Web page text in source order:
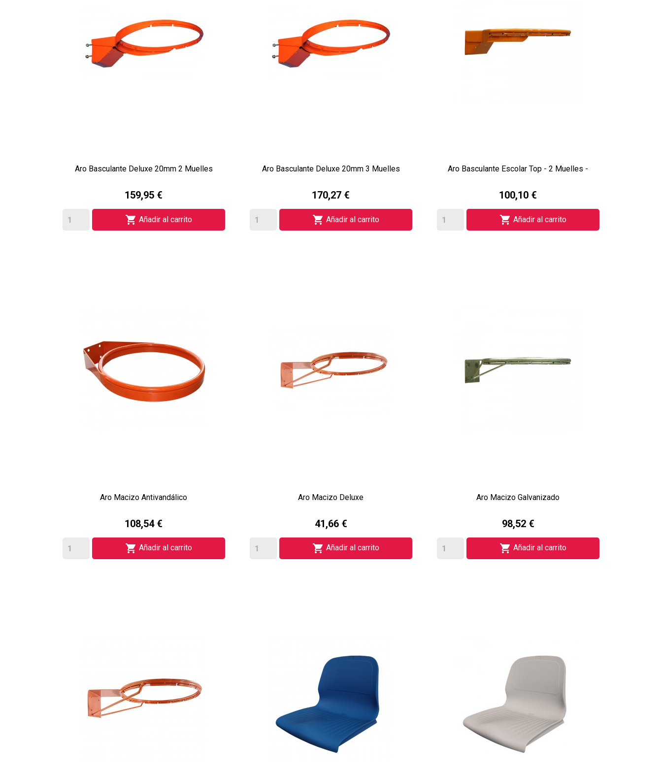
Aro Basculante Deluxe 20mm 2 Muelles
159,95 €
 Añadir al carrito
Aro Basculante Deluxe 20mm 3 Muelles
170,27 €
 Añadir al carrito
Aro Basculante Escolar Top - 2 Muelles -
100,10 €
 Añadir al carrito
Aro Macizo Antivandálico
108,54 €
 Añadir al carrito
Aro Macizo Deluxe
41,66 €
 Añadir al carrito
Aro Macizo Galvanizado
98,52 €
 Añadir al carrito